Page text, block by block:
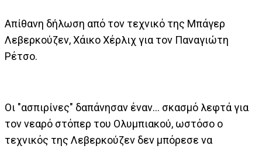
Απίθανη δήλωση από τον τεχνικό της Μπάγερ
Λεβερκούζεν, Χάικο Χέρλιχ για τον Παναγιώτη
Ρέτσο.
Oι "ασπιρίνες" δαπάνησαν έναν... σκασμό λεφτά για
τον νεαρό στόπερ του Ολυμπιακού, ωστόσο ο
τεχνικός της Λεβερκούζεν δεν μπόρεσε να